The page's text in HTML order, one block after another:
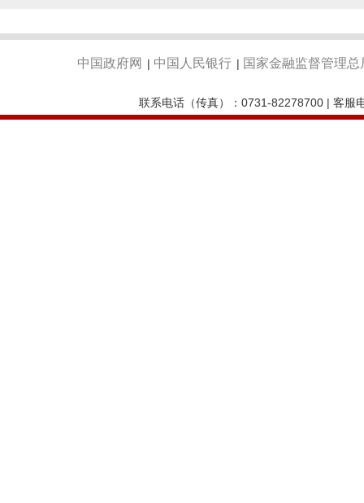
中国政府网 | 中国人民银行 | 国家金融监督管理总
联系电话（传真）：0731-82278700 | 客服